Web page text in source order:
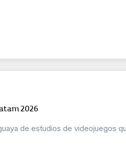
2026
de estudios de videojuegos